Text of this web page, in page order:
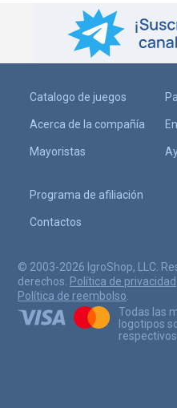
Catalogo de juegos
Acerca de la compañía
Mayoristas
Programa de afiliación
Contactos
© 2003-2026 IgroShop, LLC.
derechos. Política de privacidad
Política de reembolso
Todas las
logotipos